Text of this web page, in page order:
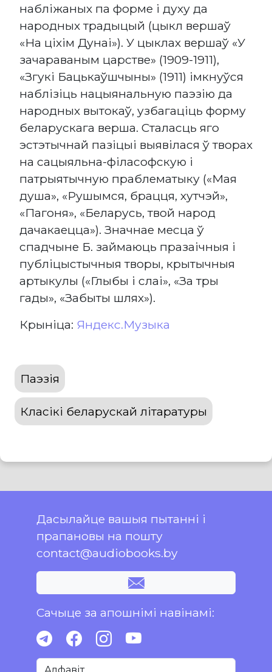
набліжаных па форме і духу да
народных традыцый (цыкл вершаў
«На ціхім Дунаі»). У цыклах вершаў «У
зачараваным царстве» (1909-1911),
«Згукі Бацькаўшчыны» (1911) імкнуўся
наблізіць нацыянальную паэзію да
народных вытокаў, узбагаціць форму
беларускага верша. Сталасць яго
эстэтычнай пазіцыі выявілася ў творах
на сацыяльна-філасофскую і
патрыятычную праблематыку («Мая
душа», «Рушымся, брацця, хутчэй»,
«Пагоня», «Беларусь, твой народ
дачакаецца»). Значнае месца ў
спадчыне Б. займаюць празаічныя і
публіцыстычныя творы, крытычныя
артыкулы («Глыбы і слаі», «За тры
гады», «Забыты шлях»).
Крыніца: Яндекс.Музыка
Паэзія
Класікі беларускай літаратуры
Дасылайце вашыя пытанні і
прапановы на пошту
contact@audiobooks.by
Сачыце за апошнімі навінамі: